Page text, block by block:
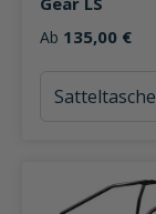
Ab 135,00 €